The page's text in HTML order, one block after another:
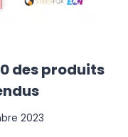
des produits
2023